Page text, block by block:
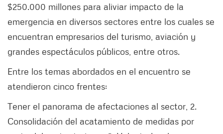
$250.000 millones para aliviar impacto de la
emergencia en diversos sectores entre los cuales se
encuentran empresarios del turismo, aviación y
grandes espectáculos públicos, entre otros.
Entre los temas abordados en el encuentro se
atendieron cinco frentes:
Tener el panorama de afectaciones al sector, 2.
Consolidación del acatamiento de medidas por